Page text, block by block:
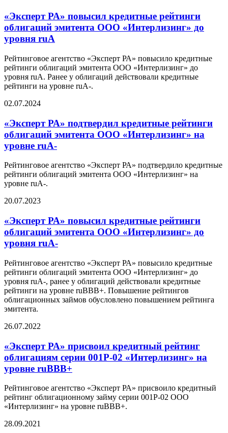
«Эксперт РА» повысил кредитные рейтинги
облигаций эмитента ООО «Интерлизинг» до
уровня ruA
Рейтинговое агентство «Эксперт РА» повысило кредитные
рейтинги облигаций эмитента ООО «Интерлизинг» до
уровня ruA. Ранее у облигаций действовали кредитные
рейтинги на уровне ruA-.
02.07.2024
«Эксперт РА» подтвердил кредитные рейтинги
облигаций эмитента ООО «Интерлизинг» на
уровне ruA-
Рейтинговое агентство «Эксперт РА» подтвердило кредитные
рейтинги облигаций эмитента ООО «Интерлизинг» на
уровне ruA-.
20.07.2023
«Эксперт РА» повысил кредитные рейтинги
облигаций эмитента ООО «Интерлизинг» до
уровня ruA-
Рейтинговое агентство «Эксперт РА» повысило кредитные
рейтинги облигаций эмитента ООО «Интерлизинг» до
уровня ruA-, ранее у облигаций действовали кредитные
рейтинги на уровне ruBBB+. Повышение рейтингов
облигационных займов обусловлено повышением рейтинга
эмитента.
26.07.2022
«Эксперт РА» присвоил кредитный рейтинг
облигациям серии 001Р-02 «Интерлизинг» на
уровне ruBBB+
Рейтинговое агентство «Эксперт РА» присвоило кредитный
рейтинг облигационному займу серии 001Р-02 ООО
«Интерлизинг» на уровне ruBBB+.
28.09.2021